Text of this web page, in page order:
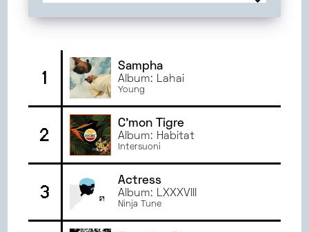
DÉCEMBRE2024
NOVEMBRE2024
OCTOBRE2024
SEPTEMBRE2024
JUIN2024
2024
2024
JANVIER2024
PARIS
MONTPELLIER
ANGERS
DIJON
ORLÉANS
1
Sampha
Album: Lahai
Young
2
C'mon Tigre
Album: Habitat
Intersuoni
3
Actress
Album: LXXXVIII
Ninja Tune